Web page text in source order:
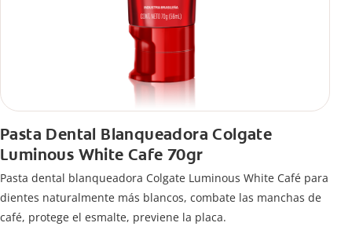
Pasta Dental Blanqueadora Colgate
Luminous White Cafe 70gr
Pasta dental blanqueadora Colgate Luminous White Café para
dientes naturalmente más blancos, combate las manchas de
café, protege el esmalte, previene la placa.